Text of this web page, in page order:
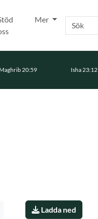
Mer Sök
Maghrib 20:59 Isha 23:12
Ladda ned